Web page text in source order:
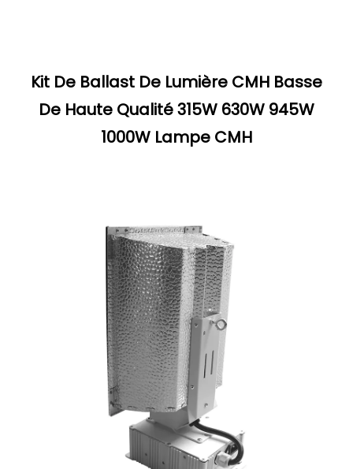
Kit De Ballast De Lumière CMH Basse
De Haute Qualité 315W 630W 945W
1000W Lampe CMH